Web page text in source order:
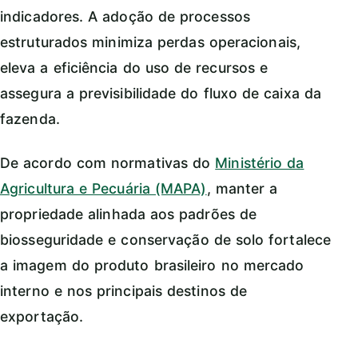
indicadores. A adoção de processos
estruturados minimiza perdas operacionais,
eleva a eficiência do uso de recursos e
assegura a previsibilidade do fluxo de caixa da
fazenda.
De acordo com normativas do Ministério da
Agricultura e Pecuária (MAPA), manter a
propriedade alinhada aos padrões de
biosseguridade e conservação de solo fortalece
a imagem do produto brasileiro no mercado
interno e nos principais destinos de
exportação.